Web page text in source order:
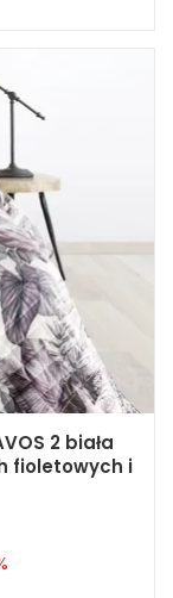
2 biała
fioletowych i